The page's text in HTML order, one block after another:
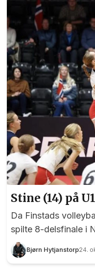
penger.
deltagelse. Her
Råholthallen. Fra
Mina Tronaas
Årnes og Karianne
Stine (14) på
Da Finstads
spilte 8-delsfinale i
Volley ble vi nok en
stortalent Stine
Bjørn Hytjanstorp24.